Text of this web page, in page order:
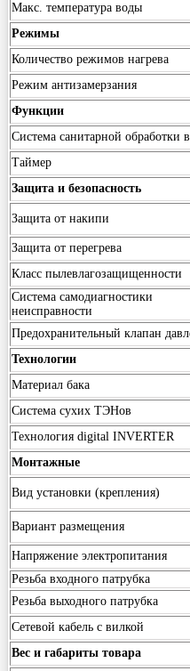
Макс. температура воды
Режимы
Количество режимов нагрева
Режим антизамерзания
Функции
Система санитарной обработки
Таймер
Защита и безопасность
Защита от накипи
Защита от перегрева
Класс пылевлагозащищенности
Система самодиагностики
неисправности
Предохранительный клапан
Технологии
Материал бака
Система сухих ТЭНов
Технология digital INVERTER
Монтажные
Вид установки (крепления)
Вариант размещения
Напряжение электропитания
Резьба входного патрубка
Резьба выходного патрубка
Сетевой кабель с вилкой
Вес и габариты товара